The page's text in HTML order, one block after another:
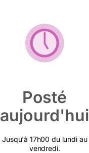
Posté
aujourd'hui
Jusqu'à 17h00 du lundi au
vendredi.